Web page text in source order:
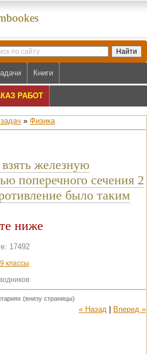
Книги
РАБОТ
» Физика
железную
поперечного сечения 2
было таким
ниже
17492
классы
(внизу страницы)
« Назад
Вперед »